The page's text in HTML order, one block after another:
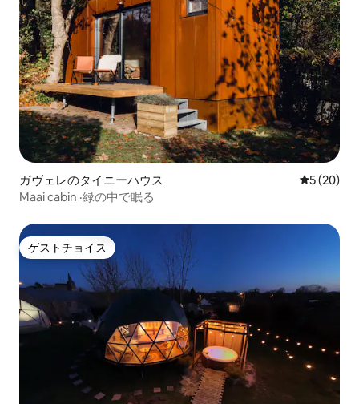
ガヴェレのタイニーハウス レビュー
5 (20)
Maai cabin ·緑の中で眠る
ゲストチョイス
ゲストチョイス